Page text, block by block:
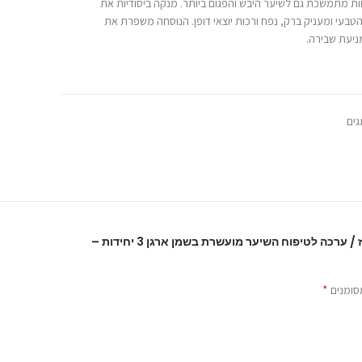
מתמשכת גם לשיער היבש והפגום ביותר. מנקה ביסודיות את
ומעניק ברק, נפח ורכות יוצאי דופן. הנוסחה משפרת את
שבירה.
הגמישות הטבעית של השיער. המסכה מגנה מפני נזקים
בשיקום שיער שעבר פן, החלקות או צביעה ומותירה אותו רך, חיוני
ללא תחושת שמנוניות, מחזיר לו חיוניות, מפחית קרזול ומותיר
היה הראשון לכתוב סקירה “מארז / ערכה לטיפוח השיער מועשרת בשמן ארגן 3 יחידות –
*